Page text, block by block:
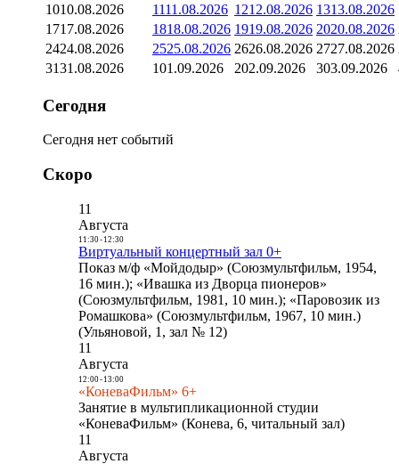
1010.08.2026 1111.08.2026 1212.08.2026 1313.08.2026
1717.08.2026 1818.08.2026 1919.08.2026 2020.08.2026
2424.08.2026 2525.08.2026 2626.08.2026 2727.08.2026
3131.08.2026 101.09.2026 202.09.2026 303.09.2026
Сегодня
Сегодня нет событий
Скоро
11
Августа
11:30- 12:30
Виртуальный концертный зал 0+
Показ м/ф «Мойдодыр» (Союзмультфильм, 1954,
16 мин.); «Ивашка из Дворца пионеров»
(Союзмультфильм, 1981, 10 мин.); «Паровозик из
Ромашкова» (Союзмультфильм, 1967, 10 мин.)
(Ульяновой, 1, зал № 12)
11
Августа
12:00- 13:00
«КоневаФильм» 6+
Занятие в мультипликационной студии
«КоневаФильм» (Конева, 6, читальный зал)
11
Августа